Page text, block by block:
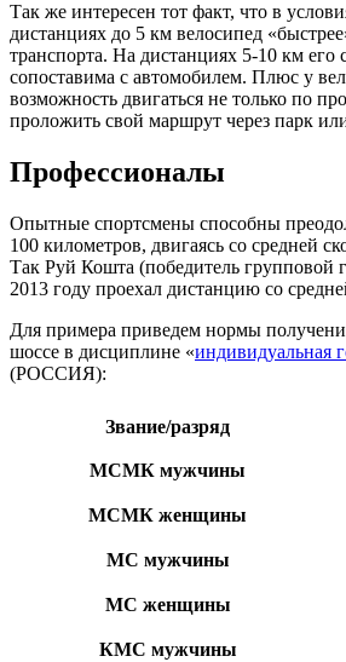
Так же интересен тот факт, что в
дистанциях до 5 км велосипед
транспорта. На дистанциях 5-10 км его
сопоставима с автомобилем. Плюс у
возможность двигаться не только по
проложить свой маршрут через парк
Профессионалы
Опытные спортсмены способны
100 километров, двигаясь со средней
Так Руй Кошта (победитель групповой
2013 году проехал дистанцию со
Для примера приведем нормы
шоссе в дисциплине «индивидуальная
(РОССИЯ):
Звание/разряд
МСМК мужчины
МСМК женщины
МС мужчины
МС женщины
КМС мужчины